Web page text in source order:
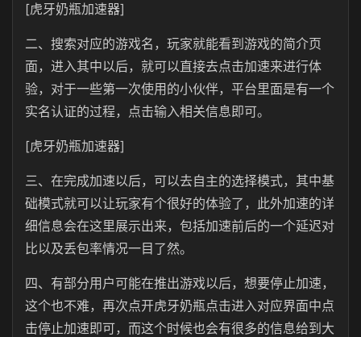
[虎牙奶瓶加速器]
二、搜索对应的游戏名，玩家就能看到游戏的简介页
面，进入其中以后，就可以直接去点击加速来进行体
验，对于一些第一次使用的小伙伴，平台里面是有一个
实名认证的过程，点击输入相关信息即可。
[虎牙奶瓶加速器]
三、在完成加速以后，可以去自主的选择模式，其中基
础模式就可以让玩家有个很好的体验了，此外加速的详
细信息会在这里展示出来，包括加速前后的一个延迟对
比以及丢包率情况一目了然。
四、有部分用户可能在推出游戏以后，想要停止加速，
这个也不难，再次点开虎牙奶瓶点击进入对应界面中点
击停止加速即可，而这个时候也会有很多的信息给到大